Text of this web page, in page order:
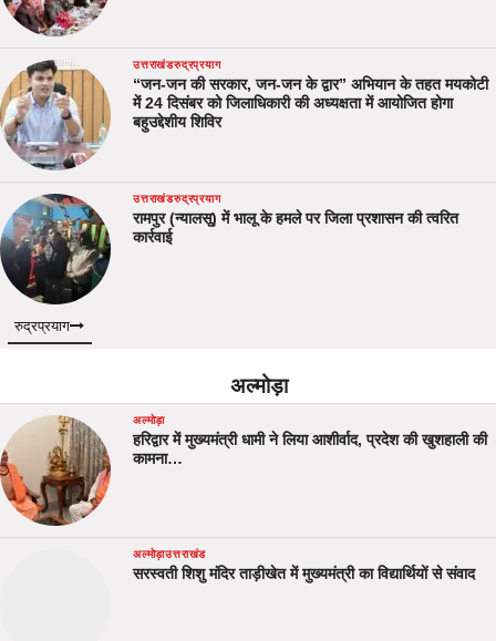
उत्तराखंडरुद्रप्रयाग
“जन-जन की सरकार, जन-जन के द्वार” अभियान के तहत मयकोटी
में 24 दिसंबर को जिलाधिकारी की अध्यक्षता में आयोजित होगा
बहुउद्देशीय शिविर
उत्तराखंडरुद्रप्रयाग
रामपुर (न्यालसू) में भालू के हमले पर जिला प्रशासन की त्वरित
कार्रवाई
रुद्रप्रयाग
अल्मोड़ा
अल्मोड़ा
हरिद्वार में मुख्यमंत्री धामी ने लिया आशीर्वाद, प्रदेश की खुशहाली की
कामना…
अल्मोड़ाउत्तराखंड
सरस्वती शिशु मंदिर ताड़ीखेत में मुख्यमंत्री का विद्यार्थियों से संवाद